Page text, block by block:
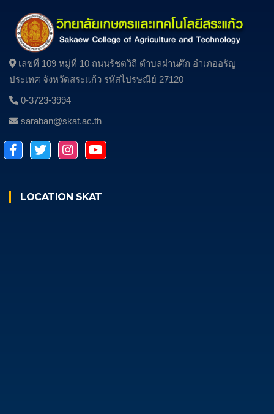
เลขที่ 109 หมู่ที่ 10 ถนนรัชตวิถี ตําบลผ่านศึก อําเภออรัญ
ประเทศ จังหวัดสระแก้ว รหัสไปรษณีย์ 27120
0-3723-3994
saraban@skat.ac.th
LOCATION SKAT